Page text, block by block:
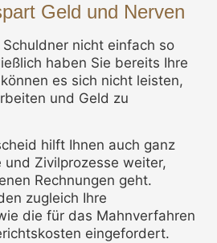
Geld und Nerven
nicht einfach so
haben Sie bereits Ihre
es sich nicht leisten,
und Geld zu
hilft Ihnen auch ganz
und Zivilprozesse weiter,
Rechnungen geht.
zugleich Ihre
die für das Mahnverfahren
eingefordert.